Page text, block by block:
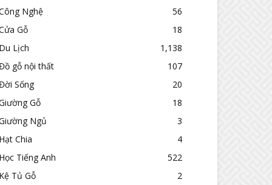
Nghệ
56
Gỗ
18
Lịch
1,138
gỗ nội thất
107
Sống
20
Gỗ
18
Ngủ
3
Chia
4
Tiếng Anh
522
Tủ Gỗ
2